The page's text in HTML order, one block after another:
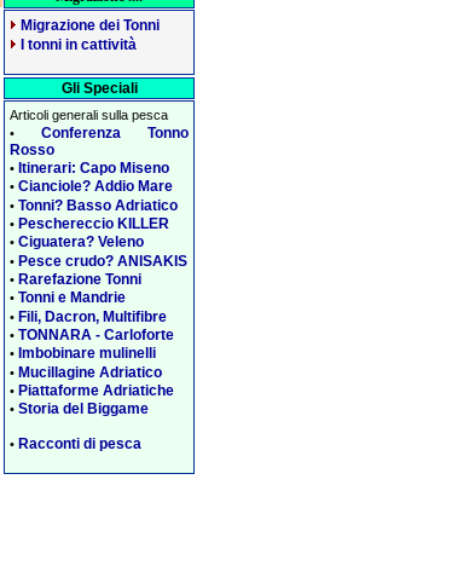
Migrazione dei Tonni
I tonni in cattività
Gli Speciali
Articoli generali sulla pesca
• Conferenza Tonno
Rosso
• Itinerari: Capo Miseno
• Cianciole? Addio Mare
• Tonni? Basso Adriatico
• Peschereccio KILLER
• Ciguatera? Veleno
• Pesce crudo? ANISAKIS
• Rarefazione Tonni
• Tonni e Mandrie
• Fili, Dacron, Multifibre
• TONNARA - Carloforte
• Imbobinare mulinelli
• Mucillagine Adriatico
• Piattaforme Adriatiche
• Storia del Biggame
• Racconti di pesca